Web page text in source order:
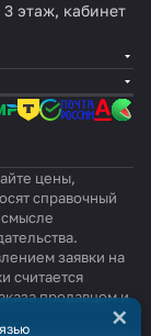
этаж, кабинет
цены,
справочный
заявки на
считается
продавцом и
×